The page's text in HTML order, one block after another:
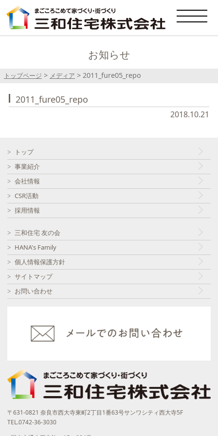
お知らせ
トップページ > メディア > 2011_fure05_repo
2011_fure05_repo
2018.10.21
トップ
事業紹介
会社情報
CSR活動
採用情報
三和住宅 友の会
HANA's Family
個人情報保護方針
サイトマップ
お問い合わせ
〒631-0821 奈良市西大寺東町2丁目1番63号サンワシティ西大寺5F
TEL.0742-36-3030